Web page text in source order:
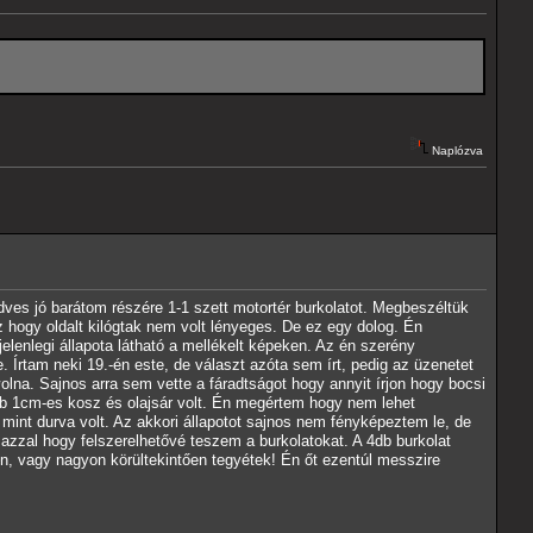
Naplózva
jó barátom részére 1-1 szett motortér burkolatot. Megbeszéltük
oldalt kilógtak nem volt lényeges. De ez egy dolog. Én
állapota látható a mellékelt képeken. Az én szerény
Írtam neki 19.-én este, de választ azóta sem írt, pedig az üzenetet
Sajnos arra sem vette a fáradtságot hogy annyit írjon hogy bocsi
es kosz és olajsár volt. Én megértem hogy nem lehet
durva volt. Az akkori állapotot sajnos nem fényképeztem le, de
hogy felszerelhetővé teszem a burkolatokat. A 4db burkolat
vagy nagyon körültekintően tegyétek! Én őt ezentúl messzire